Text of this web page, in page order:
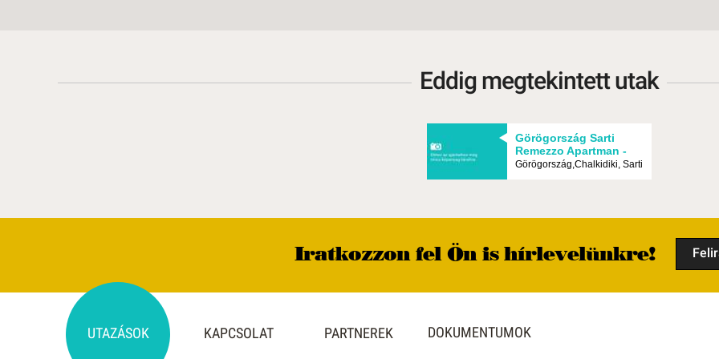
Eddig megtekintett utak
Görögország Sarti
Remezzo Apartman -
Budapest, Egyéni
Görögország,Chalkidiki, Sarti
Iratkozzon fel Ön is hírlevelünkre!
UTAZÁSOK KAPCSOLAT PARTNEREK DOKUMENTUMOK